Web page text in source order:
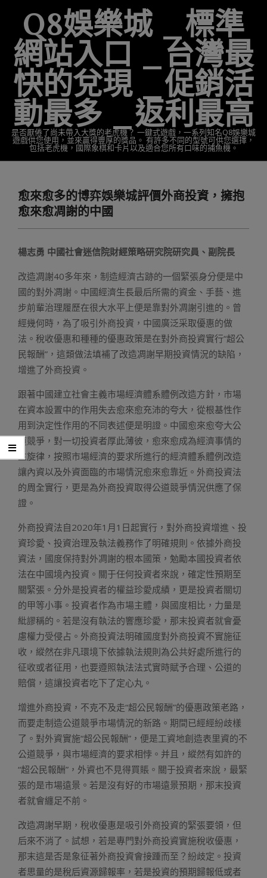
contentQ8娛樂城 _標準
網站入口 _台灣最
快的兌現 _促銷活
動最多 _返利最高
是否厭倦了尚未帶入大獎的老虎機？ 一鍵式遊戲，一系列知名Q8娛樂城
遊戲供您使用，並來贏得豐厚的獎品。 有許多不同的型號可供您選擇，
包括老虎機，國際象棋和卡片以及適合您所有口味的捕魚機。
Menu愈來愈多的博弈娛樂城評價外商投資，擁抱
愈來愈凋謝的中國
楊志勇 中國社會迷信院財經策略研究院研究員、副院長
改造凋謝40多年來，制造經濟古跡的一個緊張身分便是中
國的對外凋謝。中國經濟生長最后所需的資金、手藝、進
步前輩治理履歷在很大水平上便是靠對外凋謝引進的。曾
經幾何時，為了吸引外商投資，中國廣泛采取優惠的做
法。稅收優惠和種種的優惠政策是在對外商投資實行“超公
民報酬”，這類做法填補了改造凋謝早期投資情況的缺陷，
增進了外商投資。
跟著中國建立社會主義市場經濟體系體例改造方針，市場
在資本設置中的作用失去愈來愈充沛的夸大，從根基性作
用到決定性作用的不同表述便是明證。中國愈來愈夸大公
道競爭，對一切投資者厚此薄彼，愈來愈成為經濟事情的
主旋律，按照市場經濟的要求所進行的經濟體系體例改造
讓內資以及外資面臨的市場情況愈來愈靠近。外商投資法
的周全實行，更是為外商投資取得公道競爭情況供應了保
證。
外商投資法自2020年1月1日起實行，對外商投資增進、投
資珍愛、投資治理及執法義務作了明確規則。依據外商投
資法，國度保持對外凋謝的根本國策，勉勵本國投資者依
法在中國境內投資。關于任何投資者來說，確定性預期至
關緊張。分外是投資者的權益珍愛成績，更是投資者關切
的甲等小事。投資者作為市場主體，與國度相比，力量是
紕謬稱的。若是沒有執法的響應珍愛，那末投資者就會憂
慮權力受侵占。外商投資法明確國度對外商投資不實施征
收，縱然在非凡環境下依據執法規則為公共好處所進行的
征收或者征用，也要遵照執法法式實時賦予合理、公道的
賠償，這讓投資者吃下了定心丸。
增進外商投資，不克不及走“超公民報酬”的優惠政策老路，
而要走制造公道競爭市場情況的新路。期間已經經紛歧樣
了。對外資實施“超公民報酬”，便是工資地創造表里資的不
公道競爭，與市場經濟的要求相悖。并且，縱然有如許的
“超公民報酬”，外資也不見得買賬。關于投資者來說，最緊
張的是市場遠景。若是沒有好的市場遠景預期，那末投資
者就會纏足不前。
改造凋謝早期，稅收優惠是吸引外商投資的緊張要領，但
后來不消了。試想，若是專門對外商投資實施稅收優惠，
那末這是否是象征著外商投資會接踵而至？紛歧定。投資
者思量的是稅后資源歸報率，若是投資的預期歸報低或者